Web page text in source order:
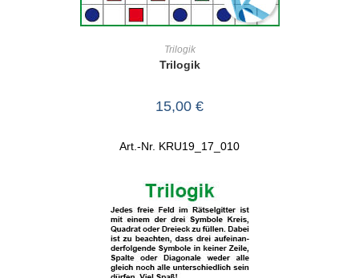
Trilogik
Trilogik
15,00 €
Art.-Nr. KRU19_17_010